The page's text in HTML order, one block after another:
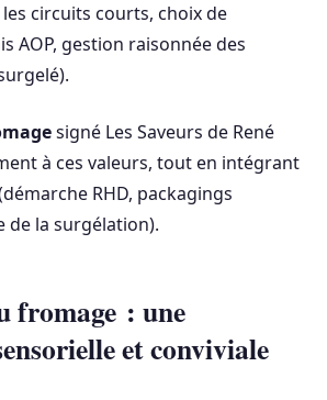
circuits courts, choix de
AOP, gestion raisonnée des
signé Les Saveurs de René
à ces valeurs, tout en intégrant
RHD, packagings
de la surgélation).
fromage : une
et conviviale